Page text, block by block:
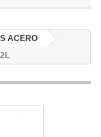
ACERO